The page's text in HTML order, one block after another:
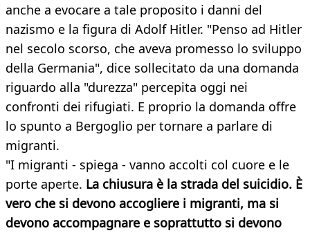
anche a evocare a tale proposito i danni del
nazismo e la figura di Adolf Hitler. "Penso ad Hitler
nel secolo scorso, che aveva promesso lo sviluppo
della Germania", dice sollecitato da una domanda
riguardo alla "durezza" percepita oggi nei
confronti dei rifugiati. E proprio la domanda offre
lo spunto a Bergoglio per tornare a parlare di
migranti.
"I migranti - spiega - vanno accolti col cuore e le
porte aperte. La chiusura è la strada del suicidio. È
vero che si devono accogliere i migranti, ma si
devono accompagnare e soprattutto si devono